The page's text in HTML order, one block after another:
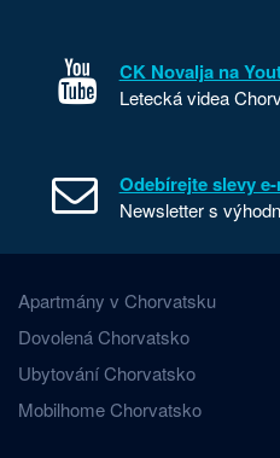
CK Novalja na
Letecká videa
Odebírejte slevy
Newsletter s
Apartmány v Chorvatsku
Dovolená Chorvatsko
Ubytování Chorvatsko
Mobilhome Chorvatsko